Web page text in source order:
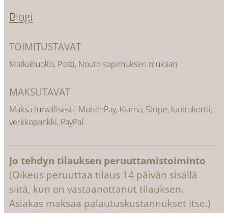
Blogi
TOIMITUSTAVAT
Matkahuolto, Posti, Nouto sopimuksen mukaan
MAKSUTAVAT
Maksa turvallisesti: MobilePay, Klarna, Stripe, luottokortti,
verkkopankki, PayPal
Jo tehdyn tilauksen peruuttamistoiminto
(Oikeus peruuttaa tilaus 14 päivän sisällä
siitä, kun on vastaanottanut tilauksen.
Asiakas maksaa palautuskustannukset itse.)